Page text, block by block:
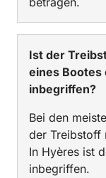
Ist der
eines Bootes
inbegriffen?
Bei den
der Treibstoff
In Hyères ist
inbegriffen.